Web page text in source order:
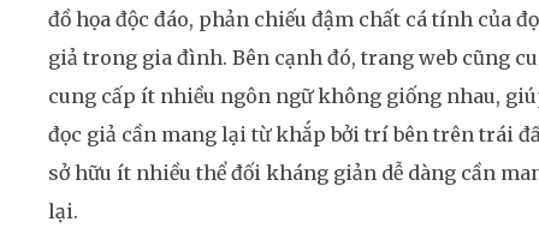
đồ họa độc đáo, phản chiếu đậm chất cá tính của
giả trong gia đình. Bên cạnh đó, trang web cũng
cung cấp ít nhiều ngôn ngữ không giống nhau,
đọc giả cần mang lại từ khắp bởi trí bên trên trái
sở hữu ít nhiều thể đối kháng giản dễ dàng cần
lại.